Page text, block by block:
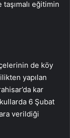
eğitimin
de köy
yapılan
kar
6 Şubat
verildiği